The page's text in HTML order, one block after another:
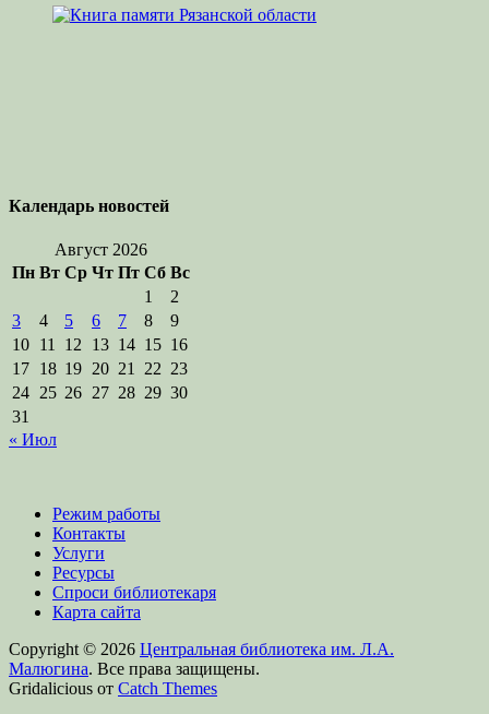
Календарь новостей
Август 2026
Пн Вт Ср Чт Пт Сб Вс
1
2
3
4 5 6 7 8
9
10 11 12 13 14 15 16
17 18 19 20 21 22 23
24 25 26 27 28 29 30
31
« Июл
Режим работы
Контакты
Услуги
Ресурсы
Спроси библиотекаря
Карта сайта
Copyright © 2026 Центральная библиотека им. Л.А.
Малюгина. Все права защищены.
Gridalicious от Catch Themes